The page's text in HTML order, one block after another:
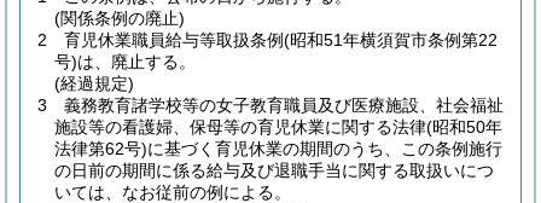
(関係条例の廃止)
2
育児休業職員給与等取扱条例(昭和51年横須賀市条例第22
号)は、廃止する。
(経過規定)
3
義務教育諸学校等の女子教育職員及び医療施設、社会福祉
施設等の看護婦、保母等の育児休業に関する法律(昭和50年
法律第62号)に基づく育児休業の期間のうち、この条例施行
の日前の期間に係る給与及び退職手当に関する取扱いにつ
いては、なお従前の例による。